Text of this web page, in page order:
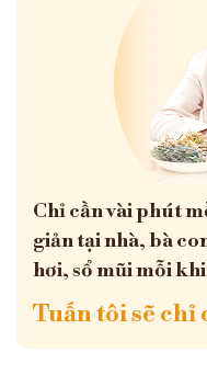
Chỉ cần vài phút
giản tại nhà, bà
hơi, sổ mũi mỗi
Tuấn tôi sẽ chỉ